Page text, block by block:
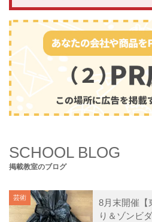
SCHOOL BLOG
掲載教室のブログ
芸術
8月末開催【
り＆ゾンビ